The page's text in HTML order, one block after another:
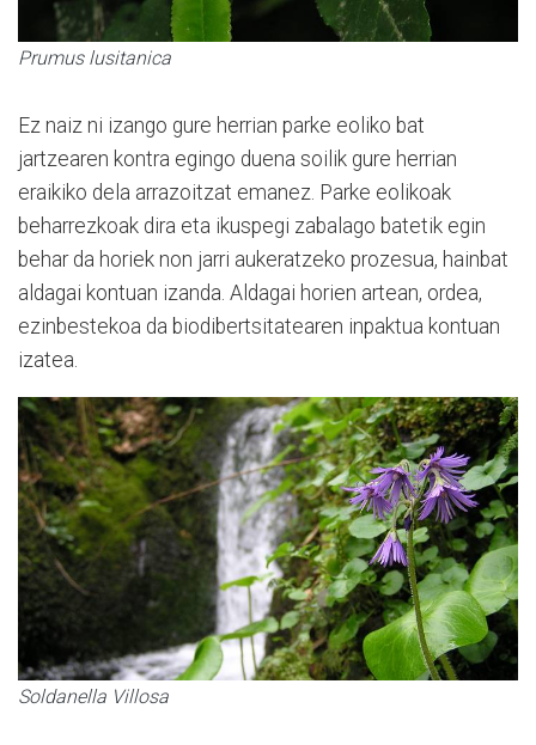
Prumus lusitanica
Ez naiz ni izango gure herrian parke eoliko bat
jartzearen kontra egingo duena soilik gure herrian
eraikiko dela arrazoitzat emanez. Parke eolikoak
beharrezkoak dira eta ikuspegi zabalago batetik egin
behar da horiek non jarri aukeratzeko prozesua, hainbat
aldagai kontuan izanda. Aldagai horien artean, ordea,
ezinbestekoa da biodibertsitatearen inpaktua kontuan
izatea.
Soldanella Villosa